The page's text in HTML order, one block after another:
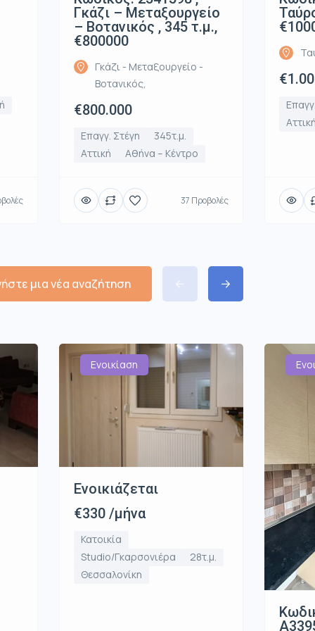
Γκάζι – Μεταξουργείο
– Βοτανικός , 345 τ.μ.,
€800000
Γκάζι - Μεταξουργείο -
Βοτανικός,
€800.000
Επαγγ. Στέγη
345τ.μ.
Αττική
Αθήνα – Κέντρο
37 Προβολές
μια νέα αναζήτηση
Ενοικίαση
Ενοικιάζεται
€330 /μήνα
Κατοικία
Studio/Γκαρσονιέρα
28τ.μ.
Θεσσαλονίκη